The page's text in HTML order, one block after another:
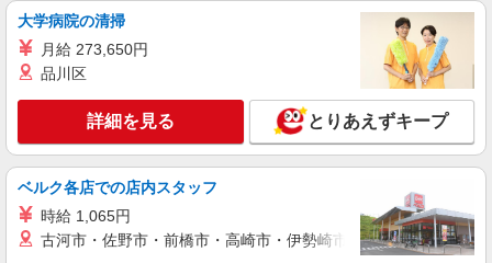
キープ 詳細を見る
（株）ウィルオブ・ワークCW 天王寺支店/ms270401
時給1400円 ◆前払い・日払い・週払いOK
大阪府堺市西区
キープ 詳細を見る
大学病院の清掃
月給 273,650円
品川区
詳細を見る とりあえずキープ
ベルク各店での店内スタッフ
時給 1,065円
古河市・佐野市・前橋市・高崎市・伊勢崎市・太田市・館林市